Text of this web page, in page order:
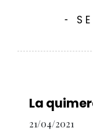
-
La
21/04/2021